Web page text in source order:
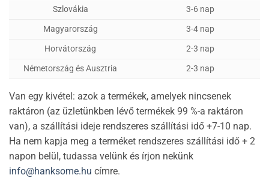
Szlovákia
3-6 nap
Magyarország
3-4 nap
Horvátország
2-3 nap
Németország és Ausztria
2-3 nap
Van egy kivétel: azok a termékek, amelyek nincsenek
raktáron (az üzletünkben lévő termékek 99 %-a raktáron
van), a szállítási ideje rendszeres szállítási idő +7-10 nap.
Ha nem kapja meg a terméket rendszeres szállítási idő + 2
napon belül, tudassa velünk és írjon nekünk
info@hanksome.hu címre.